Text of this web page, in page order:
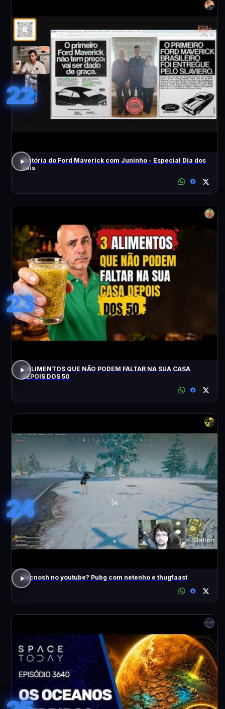
22
História do Ford Maverick com Juninho - Especial Dia dos
Pais
23
3 ALIMENTOS QUE NÃO PODEM FALTAR NA SUA CASA
DEPOIS DOS 50
24
Tecnosh no youtube? Pubg com netenho e thugfaast